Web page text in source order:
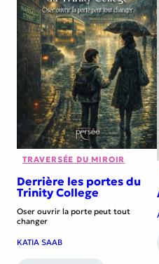
TRAVERSÉE DU MIROIR
Derrière les portes du
Trinity College
Oser ouvrir la porte peut tout
changer
KATIA SAAB